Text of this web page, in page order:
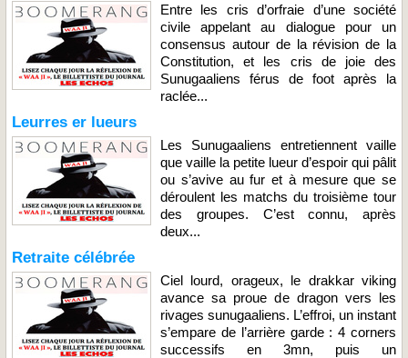
Entre les cris d’orfraie d’une société
civile appelant au dialogue pour un
consensus autour de la révision de la
Constitution, et les cris de joie des
Sunugaaliens férus de foot après la
raclée...
Leurres er lueurs
Les Sunugaaliens entretiennent vaille
que vaille la petite lueur d’espoir qui pâlit
ou s’avive au fur et à mesure que se
déroulent les matchs du troisième tour
des groupes. C’est connu, après
deux...
Retraite célébrée
Ciel lourd, orageux, le drakkar viking
avance sa proue de dragon vers les
rivages sunugaaliens. L’effroi, un instant
s’empare de l’arrière garde : 4 corners
successifs en 3mn, puis un